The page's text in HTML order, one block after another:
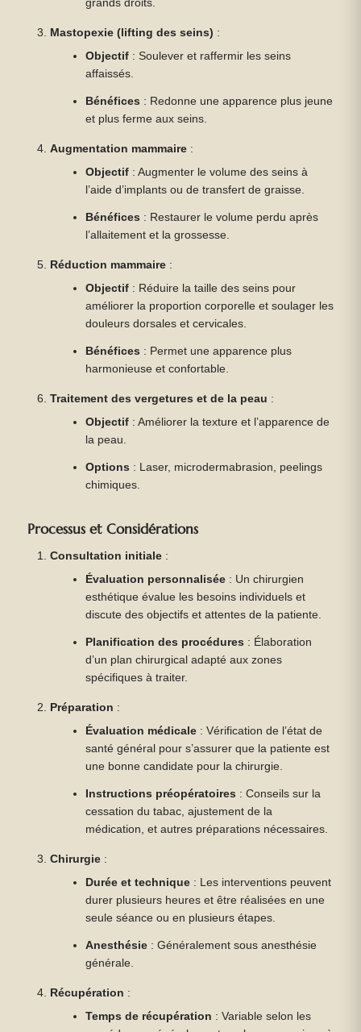
grands droits.
Mastopexie (lifting des seins) :
Objectif : Soulever et raffermir les seins
affaissés.
Bénéfices : Redonne une apparence plus jeune
et plus ferme aux seins.
Augmentation mammaire :
Objectif : Augmenter le volume des seins à
l’aide d’implants ou de transfert de graisse.
Bénéfices : Restaurer le volume perdu après
l’allaitement et la grossesse.
Réduction mammaire :
Objectif : Réduire la taille des seins pour
améliorer la proportion corporelle et soulager les
douleurs dorsales et cervicales.
Bénéfices : Permet une apparence plus
harmonieuse et confortable.
Traitement des vergetures et de la peau :
Objectif : Améliorer la texture et l’apparence de
la peau.
Options : Laser, microdermabrasion, peelings
chimiques.
Processus et Considérations
Consultation initiale :
Évaluation personnalisée : Un chirurgien
esthétique évalue les besoins individuels et
discute des objectifs et attentes de la patiente.
Planification des procédures : Élaboration
d’un plan chirurgical adapté aux zones
spécifiques à traiter.
Préparation :
Évaluation médicale : Vérification de l’état de
santé général pour s’assurer que la patiente est
une bonne candidate pour la chirurgie.
Instructions préopératoires : Conseils sur la
cessation du tabac, ajustement de la
médication, et autres préparations nécessaires.
Chirurgie :
Durée et technique : Les interventions peuvent
durer plusieurs heures et être réalisées en une
seule séance ou en plusieurs étapes.
Anesthésie : Généralement sous anesthésie
générale.
Récupération :
Temps de récupération : Variable selon les